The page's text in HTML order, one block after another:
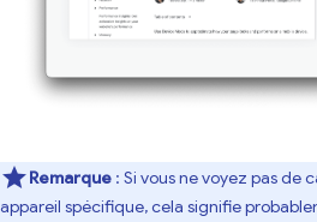
Remarque : Si vous ne voyez pas de
appareil spécifique, cela signifie